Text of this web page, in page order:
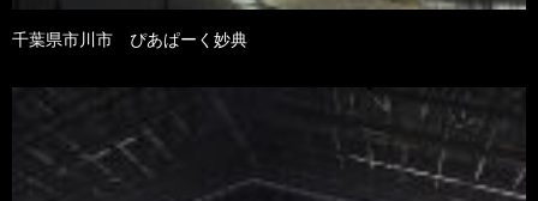
千葉県市川市 ぴあぱーく妙典